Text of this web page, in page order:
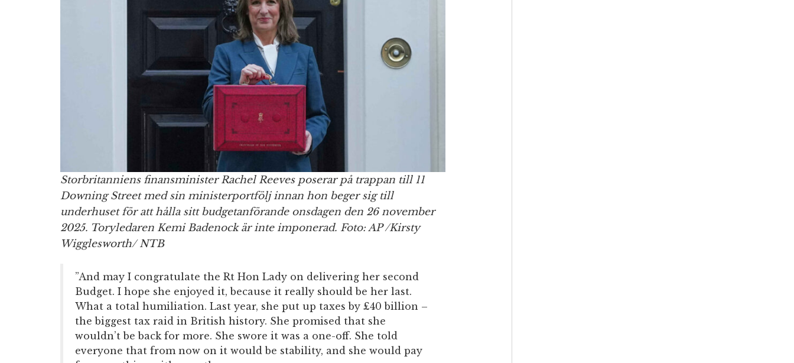
Storbritanniens finansminister Rachel Reeves poserar på trappan till 11
Downing Street med sin ministerportfölj innan hon beger sig till
underhuset för att hålla sitt budgetanförande onsdagen den 26 november
2025. Toryledaren Kemi Badenock är inte imponerad. Foto: AP /Kirsty
Wigglesworth/ NTB
”And may I congratulate the Rt Hon Lady on delivering her second
Budget. I hope she enjoyed it, because it really should be her last.
What a total humiliation. Last year, she put up taxes by £40 billion –
the biggest tax raid in British history. She promised that she
wouldn’t be back for more. She swore it was a one-off. She told
everyone that from now on it would be stability, and she would pay